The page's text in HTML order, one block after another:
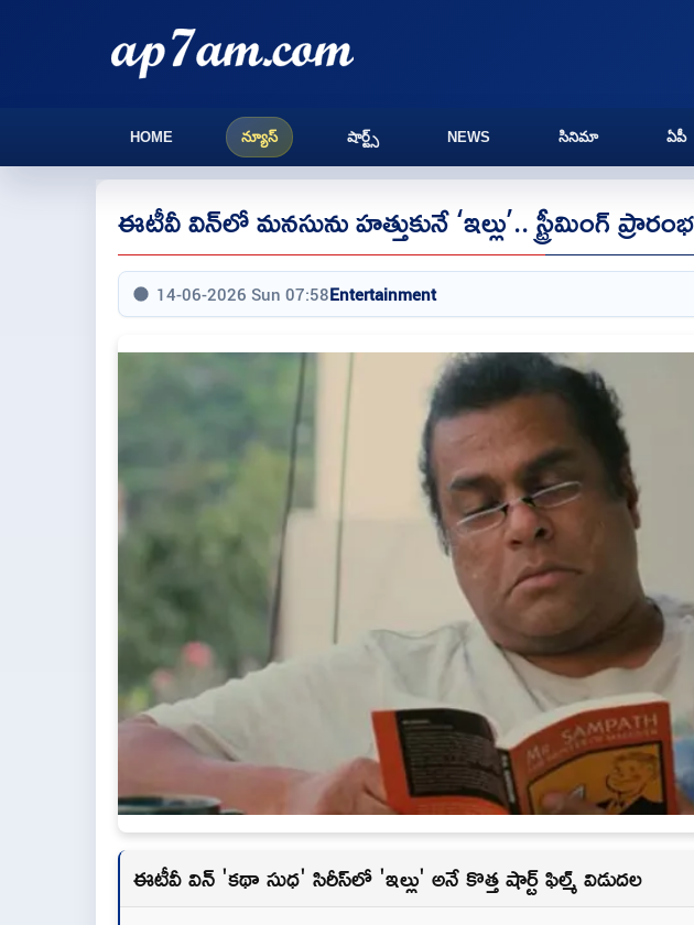
HOME న్యూస్ షార్ట్స్ NEWS సినిమా ఏపీ
ఈటీవీ విన్‌లో మనసును హత్తుకునే ‘ఇల్లు’.. స్ట్రీమింగ్
14-06-2026 Sun 07:58Entertainment
ఈటీవీ విన్ 'కథా సుధ' సిరీస్‌లో 'ఇల్లు' అనే కొత్త షార్ట్ ఫిల్మ్ విడుదల